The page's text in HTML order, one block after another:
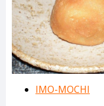
IMO-MOCHI